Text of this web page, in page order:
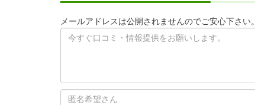
メールアドレスは公開されませんのでご安心下さい。